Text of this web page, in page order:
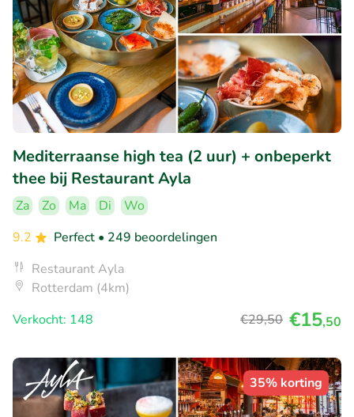
Mediterraanse high tea (2 uur) + onbeperkt
thee bij Restaurant Ayla
Za Zo Ma Di
Wo
9.2
Perfect • 249 beoordelingen
Restaurant Ayla
Rotterdam (4km)
Verkocht: 148
€29,50 €15,50
35% korting